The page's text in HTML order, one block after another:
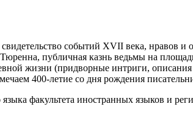
событий XVII века, нравов и
публичная казнь ведьмы на
жизни (придворные интриги,
400-летие со дня рождения
языка факультета иностранных языков и